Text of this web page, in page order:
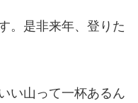
。是非来年、登りた
い山って一杯あるん